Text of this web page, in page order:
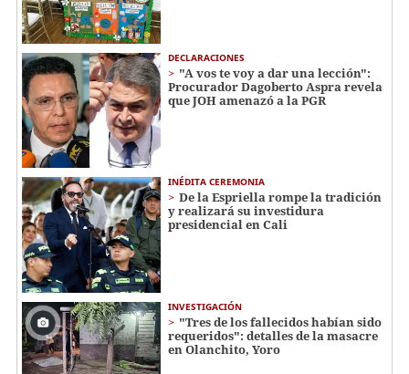
DECLARACIONES
"A vos te voy a dar una lección":
Procurador Dagoberto Aspra revela
que JOH amenazó a la PGR
INÉDITA CEREMONIA
De la Espriella rompe la tradición
y realizará su investidura
presidencial en Cali
INVESTIGACIÓN
"Tres de los fallecidos habían sido
requeridos": detalles de la masacre
en Olanchito, Yoro